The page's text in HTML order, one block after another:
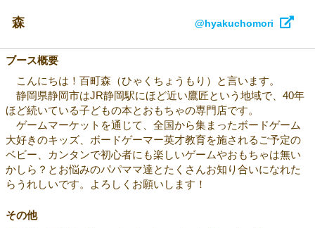
森 @hyakuchomori
ブース概要
こんにちは！百町森（ひゃくちょうもり）と言います。
静岡県静岡市はJR静岡駅にほど近い鷹匠という地域で、40年
ほど続いている子どもの本とおもちゃの専門店です。
ゲームマーケットを通じて、全国から集まったボードゲーム
大好きのキッズ、ボードゲーマー英才教育を施されるご予定の
ベビー、カンタンで初心者にも楽しいゲームやおもちゃは無い
かしら？とお悩みのパパママ達とたくさんお知り合いになれた
らうれしいです。よろしくお願いします！
その他